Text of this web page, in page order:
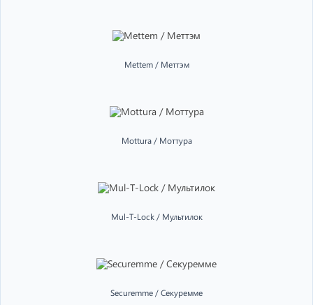
Mettem / Меттэм
Mottura / Моттура
Mul-T-Lock / Мультилок
Securemme / Секуремме